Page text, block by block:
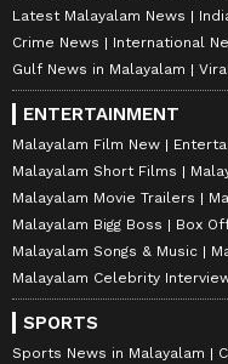
Latest Malayalam News
Crime News
International
Gulf News in Malayalam
ENTERTAINMENT
Malayalam Film New
Malayalam Short Films
Malayalam Movie Trailers
Malayalam Bigg Boss
Box
Malayalam Songs & Music
Malayalam Celebrity
SPORTS
Sports News in Malayalam